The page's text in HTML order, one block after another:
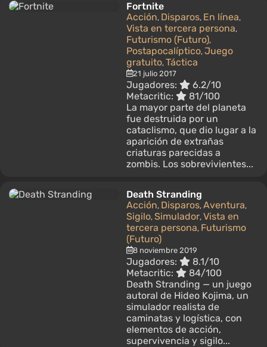
Fortnite
Acción, Disparos, En línea,
Vista en tercera persona,
Futurismo (Futuro),
Postapocalíptico, Juego
gratuito, Táctica
21 julio 2017
Jugadores:
6.2/10
Metacritic:
81/100
La mayor parte del planeta
fue destruida por un
cataclismo, que dio lugar a la
aparición de extrañas
criaturas parecidas a
zombis. Los sobrevivientes...
Death Stranding
Acción, Disparos, Aventura,
Sigilo, Simulador, Vista en
tercera persona, Futurismo
(Futuro)
8 noviembre 2019
Jugadores:
8.1/10
Metacritic:
84/100
Death Stranding — un juego
autoral de Hideo Kojima, un
simulador realista de
caminatas y logística, con
elementos de acción,
supervivencia y sigilo...